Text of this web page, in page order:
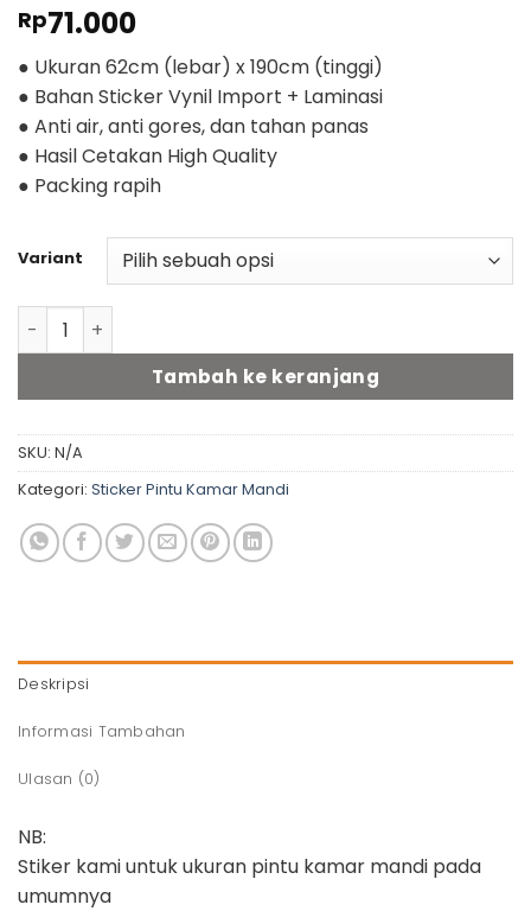
Rp71.000
● Ukuran 62cm (lebar) x 190cm (tinggi)
● Bahan Sticker Vynil Import + Laminasi
● Anti air, anti gores, dan tahan panas
● Hasil Cetakan High Quality
● Packing rapih
Variant
Kuantitas Stiker pintu kamar mandi A (62cm x 190cm) -
Tambah ke keranjang
SKU: N/A
Kategori: Sticker Pintu Kamar Mandi
Deskripsi
Informasi Tambahan
Ulasan (0)
NB:
Stiker kami untuk ukuran pintu kamar mandi pada
umumnya